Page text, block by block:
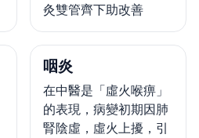
灸雙管齊下助改善
咽炎
在中醫是「虛火喉痹」
的表現，病變初期因肺
腎陰虛，虛火上擾，引